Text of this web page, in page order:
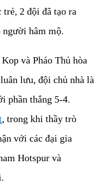
trẻ, 2 đội đã tạo ra
người hâm mộ.
và Pháo Thủ hòa
lưu, đội chủ nhà là
phần thắng 5-4.
, trong khi thầy trò
với các đại gia
Hotspur và